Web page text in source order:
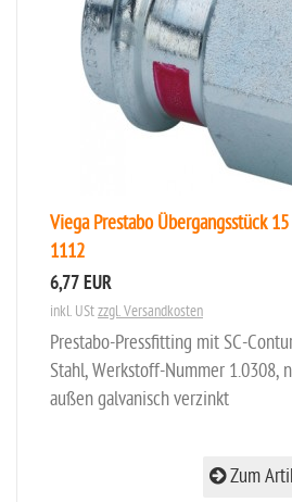
Viega Prestabo Übergangsstück
1112
6,77 EUR
inkl. UStzzgl. Versandkosten
Prestabo-Pressfitting mit SC-
Stahl, Werkstoff-Nummer 1.0308,
außen galvanisch verzinkt
Zum